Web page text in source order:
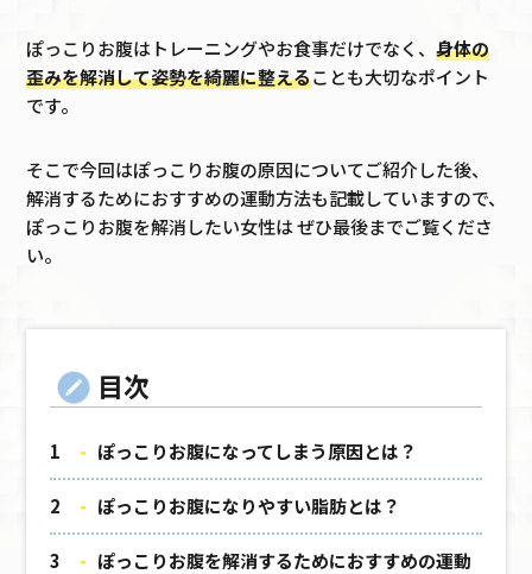
ぽっこりお腹はトレーニングやお食事だけでなく、 身体の
歪みを解消して姿勢を綺麗に整えることも大切なポイント
です。
そこで今回はぽっこりお腹の原因についてご紹介した後、
解消するためにおすすめの運動方法も記載していますので、
ぽっこりお腹を解消したい女性は ぜひ最後までご覧くださ
い。
目次
ぽっこりお腹になってしまう原因とは？
ぽっこりお腹になりやすい脂肪とは？
ぽっこりお腹を解消するためにおすすめの運動